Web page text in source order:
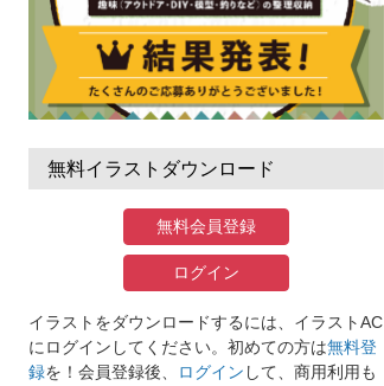
無料イラストダウンロード
無料会員登録
ログイン
イラストをダウンロードするには、イラストAC
にログインしてください。初めての方は無料登
録を！会員登録後、 ログイン して、商用利用も